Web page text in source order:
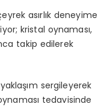
asırlık deneyime
kristal oynaması,
takip edilerek
sergileyerek
tedavisinde